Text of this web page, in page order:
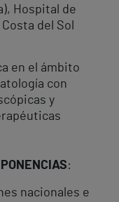
Hospital de
del Sol
en el ámbito
con
y
:
nacionales e